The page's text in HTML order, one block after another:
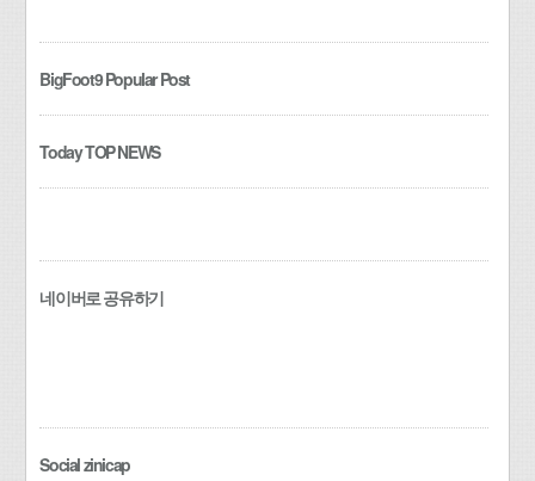
BigFoot9 Popular Post
Today TOP NEWS
네이버로 공유하기
Social zinicap